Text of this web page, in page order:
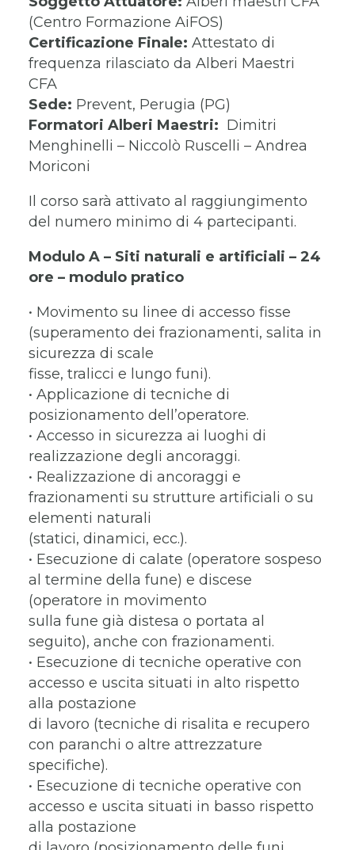
(Centro Formazione AiFOS)
Certificazione Finale: Attestato di
frequenza rilasciato da Alberi Maestri
CFA
Sede: Prevent, Perugia (PG)
Formatori Alberi Maestri: Dimitri
Menghinelli – Niccolò Ruscelli – Andrea
Moriconi
Il corso sarà attivato al raggiungimento
del numero minimo di 4 partecipanti.
Modulo A – Siti naturali e artificiali – 24
ore – modulo pratico
• Movimento su linee di accesso fisse
(superamento dei frazionamenti, salita in
sicurezza di scale
fisse, tralicci e lungo funi).
• Applicazione di tecniche di
posizionamento dell’operatore.
• Accesso in sicurezza ai luoghi di
realizzazione degli ancoraggi.
• Realizzazione di ancoraggi e
frazionamenti su strutture artificiali o su
elementi naturali
(statici, dinamici, ecc.).
• Esecuzione di calate (operatore sospeso
al termine della fune) e discese
(operatore in movimento
sulla fune già distesa o portata al
seguito), anche con frazionamenti.
• Esecuzione di tecniche operative con
accesso e uscita situati in alto rispetto
alla postazione
di lavoro (tecniche di risalita e recupero
con paranchi o altre attrezzature
specifiche).
• Esecuzione di tecniche operative con
accesso e uscita situati in basso rispetto
alla postazione